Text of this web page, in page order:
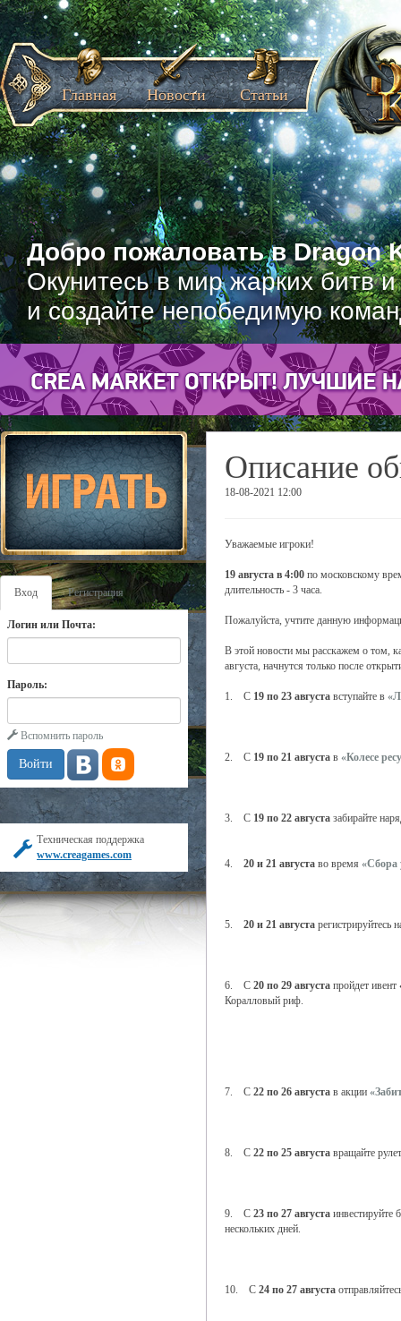
Добро пожаловать в Dragon
Окунитесь в мир жарких битв
и создайте непобедимую
Главная Новости Статьи
Вход Регистрация
Логин или Почта:
Пароль:
Вспомнить пароль
Техническая поддержка
www.creagames.com
Описание
18-08-2021 12:00
Уважаемые игроки!
19 августа в 4:00 по московскому
длительность - 3 часа.
Пожалуйста, учтите данную
В этой новости мы расскажем о том,
августа, начнутся только после
1. С 19 по 23 августа вступайте в
2. С 19 по 21 августа в «Колесе
3. С 19 по 22 августа забирайте
4. 20 и 21 августа во время
5. 20 и 21 августа регистрируйтесь
6. С 20 по 29 августа пройдет ивент
Коралловый риф.
7. С 22 по 26 августа в акции
8. С 22 по 25 августа вращайте
9. С 23 по 27 августа инвестируйте
нескольких дней.
10. С 24 по 27 августа